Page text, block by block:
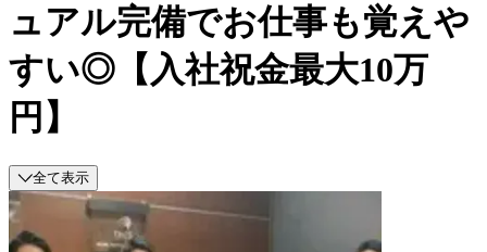
ュアル完備でお仕事も覚えや
すい◎【入社祝金最大10万
円】
全て表示